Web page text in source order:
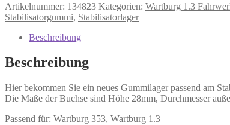
Artikelnummer: 134823 Kategorien: Wartburg 1.3
Stabilisatorgummi, Stabilisatorlager
Beschreibung
Beschreibung
Hier bekommen Sie ein neues Gummilager passend am
Die Maße der Buchse sind Höhe 28mm, Durchmesser
Passend für: Wartburg 353, Wartburg 1.3